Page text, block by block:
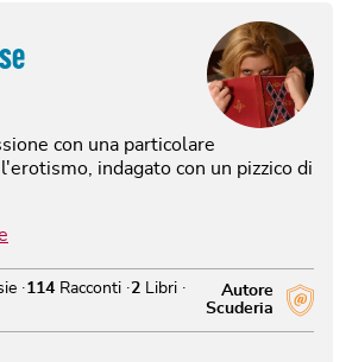
con una particolare
indagato con un pizzico di
Autore
Scuderia
114 Racconti 2 Libri